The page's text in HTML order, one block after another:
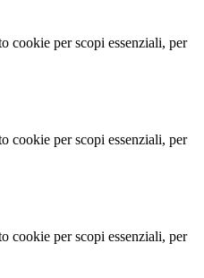
cookie per scopi essenziali, per
cookie per scopi essenziali, per
cookie per scopi essenziali, per